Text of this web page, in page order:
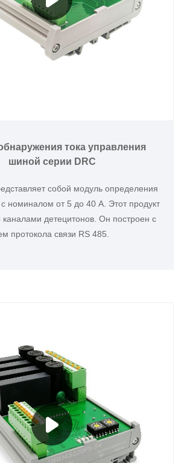
тока управления
шиной серии DRC
собой модуль определения
с номиналом от 5 до 40 А. Этот продукт
каналами детецитонов. Он построен с
протокола связи RS 485.